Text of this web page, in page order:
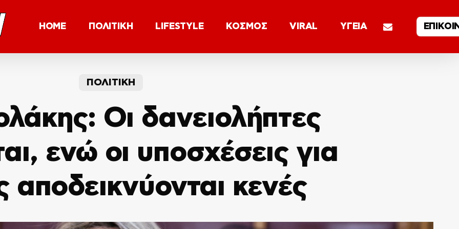
HOME ΠΟΛΙΤΙΚΗ LIFESTYLE ΚΟΣΜΟΣ VIRAL ΥΓΕΙΑ email
ΠΟΛΙΤΙΚΗ
Οι δανειολήπτες
ενώ οι υποσχέσεις για
αποδεικνύονται κενές